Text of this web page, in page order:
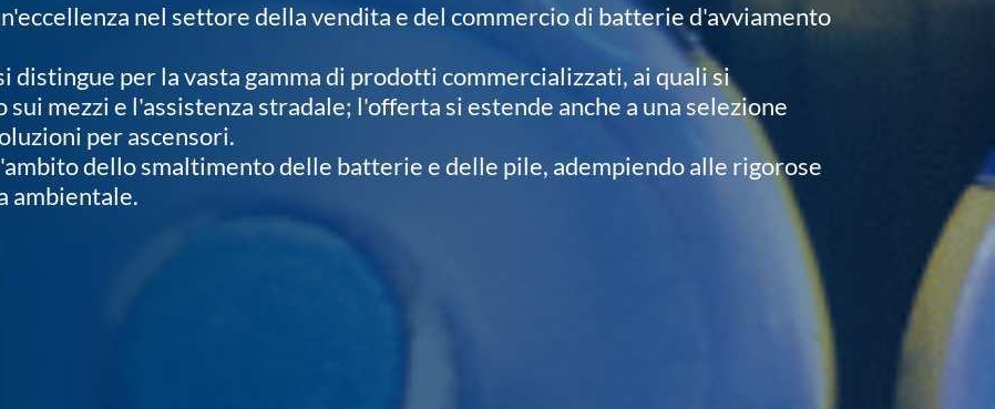
nel settore della vendita e del commercio di batterie d'avviamento
distingue per la vasta gamma di prodotti commercializzati, ai quali si
mezzi e l'assistenza stradale; l'offerta si estende anche a una selezione
per ascensori.
dello smaltimento delle batterie e delle pile, adempiendo alle rigorose
ambientale.